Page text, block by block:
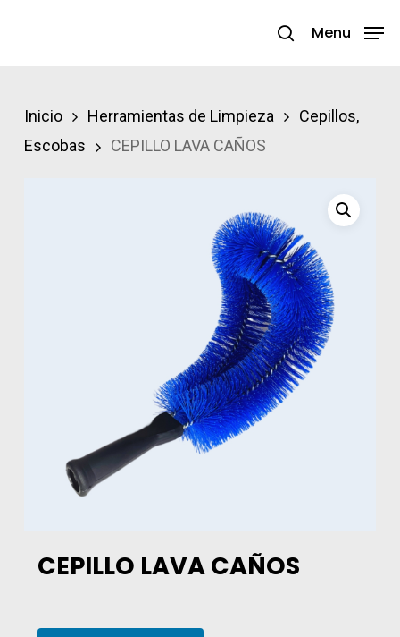
search
Menu
Inicio Herramientas de Limpieza
Cepillos,
Escobas
CEPILLO LAVA CAÑOS
CEPILLO LAVA CAÑOS